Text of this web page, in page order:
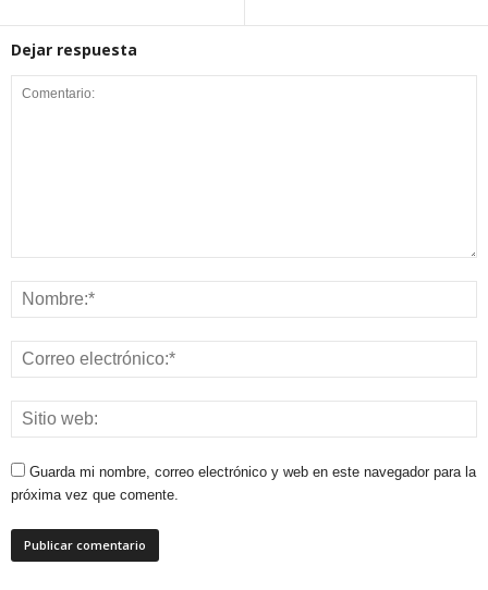
Dejar respuesta
Guarda mi nombre, correo electrónico y web en este navegador para la
próxima vez que comente.